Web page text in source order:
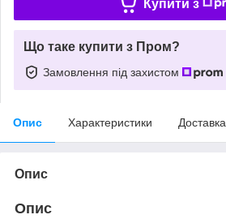
Купити з
Що таке купити з Пром?
Замовлення під захистом
Опис Характеристики Доставка
Опис
Опис